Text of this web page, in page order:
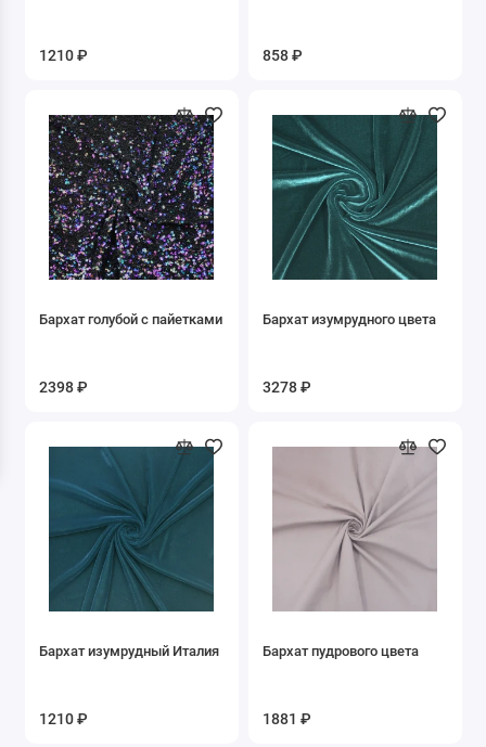
Замша искусственная
Кожа искусственная
Креп
Кружево Гипюр Макраме
Купра
Мех искусственный
Муслин
Неопрен
Органза
Пайеточные
1210 ₽ 858 ₽
Бархат голубой с пайетками
2398 ₽
Бархат изумрудного цвета
3278 ₽
Бархат изумрудный Италия
1210 ₽
Бархат пудрового цвета
1881 ₽